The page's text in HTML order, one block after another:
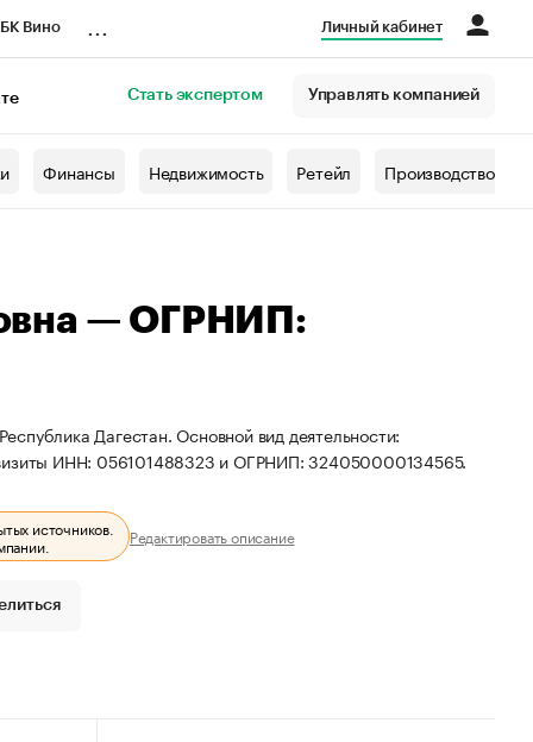
Вино Личный кабинет
Стать экспертом Управлять компанией
Финансы Недвижимость Ретейл Производство
— ОГРНИП:
Дагестан. Основной вид деятельности:
ИНН: 056101488323 и ОГРНИП: 324050000134565.
источников. Редактировать описание